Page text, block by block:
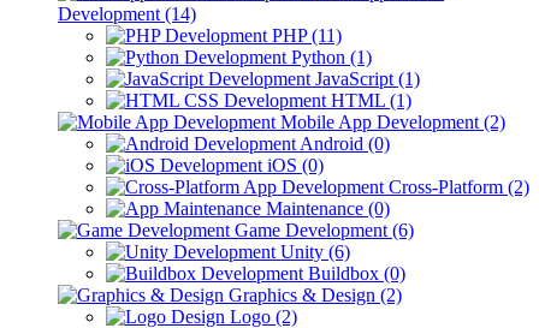
Development (14)
PHP (11)
Python (1)
JavaScript (1)
HTML (1)
Mobile App Development (2)
Android (0)
iOS (0)
Cross-Platform (2)
Maintenance (0)
Game Development (6)
Unity (6)
Buildbox (0)
Graphics & Design (2)
Logo (2)